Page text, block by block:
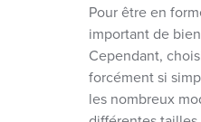
Pour être en
important de
Cependant,
forcément si
les nombreux